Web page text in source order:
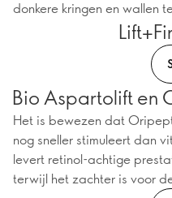
donkere kringen en wallen
Bio Aspartolift en
Het is bewezen dat
nog sneller stimuleert dan
levert retinol-achtige
terwijl het zachter is voor